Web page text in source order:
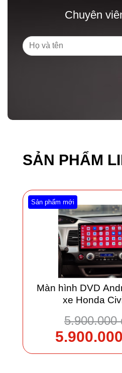
Chuyên
SẢN PHẨM
Sản phẩm mới
Màn hình DVD
xe Honda
5.900.000